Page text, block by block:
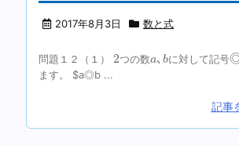
2017年8月3日 数と式
問題１２（１） 2
2つの数a､ b
bに対して記号
ます。 $a◎b ...
記事